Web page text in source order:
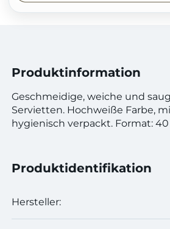
Produktinformation
Geschmeidige, weiche und
Servietten. Hochweiße Farbe,
hygienisch verpackt. Format:
Produktidentifikation
Hersteller: